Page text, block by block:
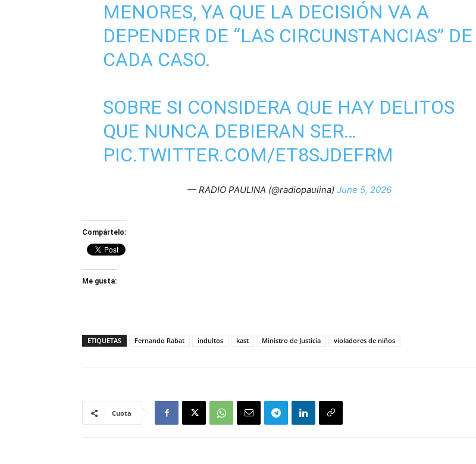
MENORES, YA QUE LA DECISIÓN VA A
DEPENDER DE “LAS CIRCUNSTANCIAS” DE
CADA CASO.
SOBRE SI CONSIDERA QUE HAY DELITOS
QUE NUNCA DEBIERAN SER…
PIC.TWITTER.COM/ET8SJDEFRM
— RADIO PAULINA (@radiopaulina) June 5, 2026
Compártelo:
Me gusta:
ETIQUETAS Fernando Rabat indultos kast Ministro de Justicia violadores de niños
Cuota